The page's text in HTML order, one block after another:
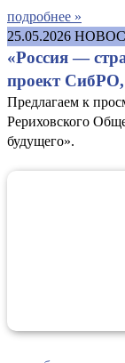
подробнее »
25.05.2026
«Россия —
проект
Предлагаем к
Рериховского
будущего».